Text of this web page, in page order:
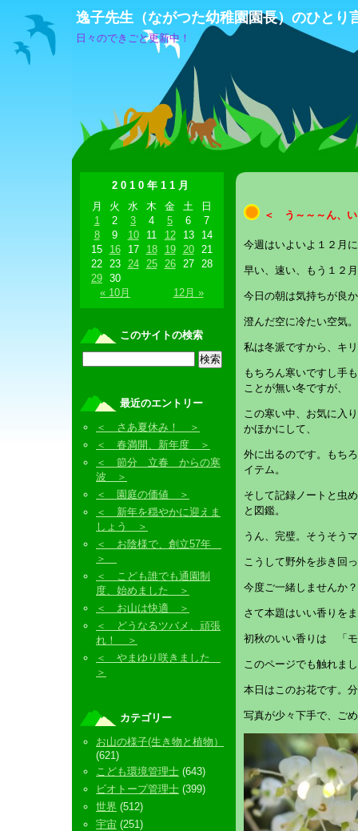
逸子先生（ながつた幼稚園園長）のひとり
日々のできごと更新中！
＜ う～～～ん、
今週はいよいよ１２月
早い、速い、もう１２
今日の朝は気持ちが良
澄んだ空に冷たい空気
私は冬派ですから、キ
もちろん寒いですし手
ことが無い冬ですが、
この寒い中、お気に入
かほかにして、
外に出るのです。もち
イテム。
そして記録ノートと虫
と図鑑。
うん、完璧。そうそう
こうして野外を歩き回
今度ご一緒しませんか？
さて本題はいい香りを
初秋のいい香りは 「
このページでも触れま
本日はこのお花です。
写真が少々下手で、ご
2010年11月
月
火 水 木 金 土 日
« 10月 12月 »
1 2 3 4 5 6
7
8
9 10 11 12 13
14
15
16 17 18 19 20
21
22 23 24 25 26 27
28
29 30
このサイトの検索
最近のエントリー
＜ さあ夏休み！ ＞
＜ 春満開、新年度 ＞
＜ 節分 立春 からの寒
波 ＞
＜ 園庭の価値 ＞
＜ 新年を穏やかに迎えま
しょう ＞
＜ お陰様で、創立57年
＞
＜ こども誰でも通園制
度、始めました ＞
＜ お山は快適 ＞
＜ どうなるツバメ、頑張
れ！ ＞
＜ やまゆり咲きました
＞
カテゴリー
お山の様子(生き物と植物）
(621)
こども環境管理士 (643)
ビオトープ管理士 (399)
世界 (512)
宇宙 (251)